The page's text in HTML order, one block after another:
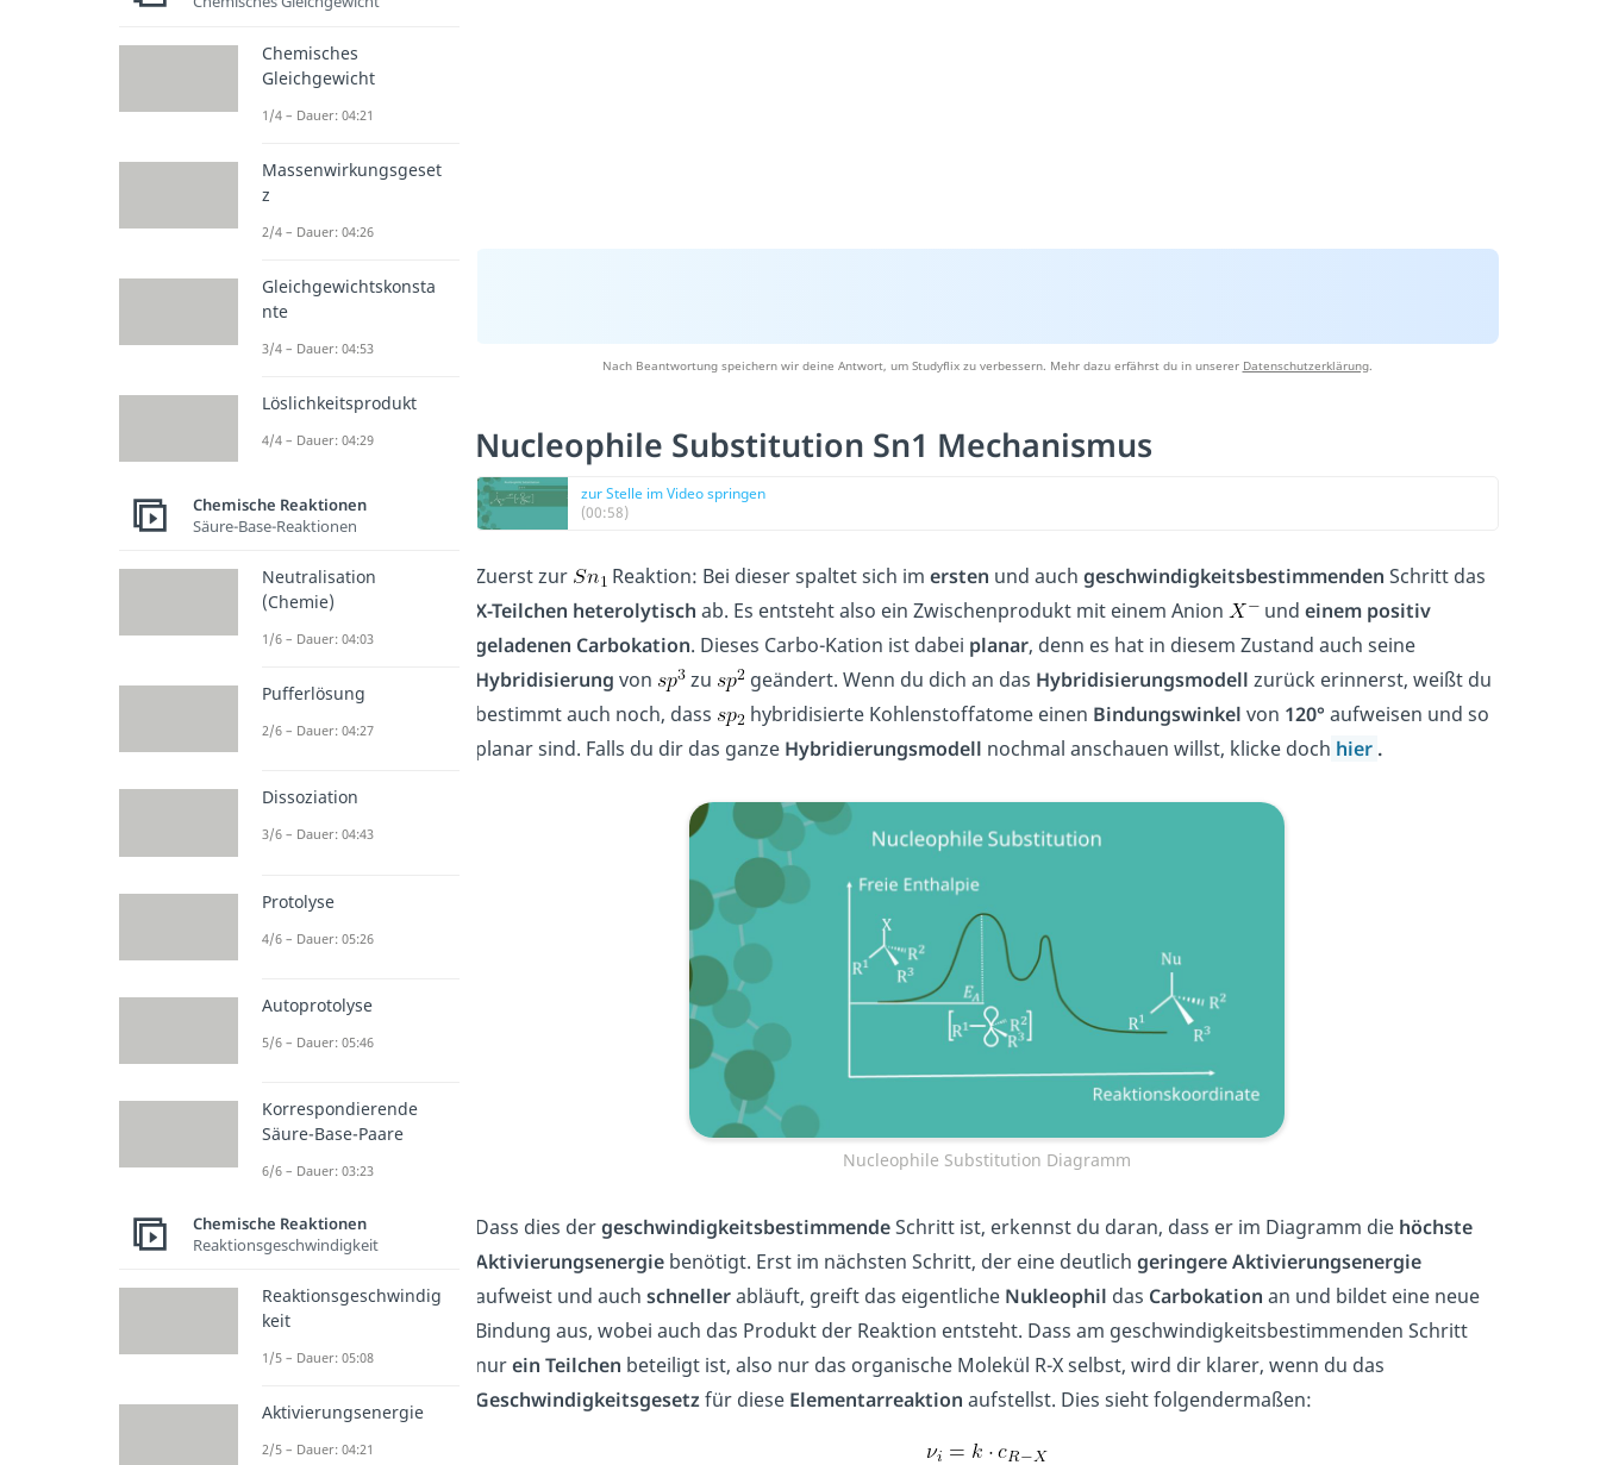
Nach Beantwortung speichern wir deine Antwort, um Studyflix zu verbessern. Mehr dazu erfährst du in unserer Datenschutzerklärung.
Nucleophile Substitution Sn1 Mechanismus
zur Stelle im Video springen
(00:58)
Zuerst zur Reaktion: Bei dieser spaltet sich im ersten und auch geschwindigkeitsbestimmenden Schritt das
X-Teilchen heterolytisch ab. Es entsteht also ein Zwischenprodukt mit einem Anion und einem positiv
geladenen Carbokation. Dieses Carbo-Kation ist dabei planar, denn es hat in diesem Zustand auch seine
Hybridisierung von zu geändert. Wenn du dich an das Hybridisierungsmodell zurück erinnerst, weißt du
bestimmt auch noch, dass
hybridisierte Kohlenstoffatome einen Bindungswinkel von 120° aufweisen und so
planar sind. Falls du dir das ganze Hybridierungsmodell nochmal anschauen willst, klicke doch hier .
Nucleophile Substitution Diagramm
Dass dies dergeschwindigkeitsbestimmendeSchritt ist, erkennst du daran, dass er im Diagramm die höchste
Aktivierungsenergie benötigt. Erst im nächsten Schritt, der eine deutlich geringere Aktivierungsenergie
aufweist und auch schnellerabläuft, greift das eigentliche Nukleophil das Carbokation an und bildet eine neue
Bindung aus, wobei auch das Produkt der Reaktion entsteht. Dass am geschwindigkeitsbestimmenden Schritt
nurein Teilchen beteiligt ist, also nur das organische Molekül R-X selbst, wird dir klarer, wenn du das
Geschwindigkeitsgesetzfür diese Elementarreaktion aufstellst. Dies sieht folgendermaßen:
Chemisches
Gleichgewicht
1/4 – Dauer: 04:21
Massenwirkungsgeset
z
2/4 – Dauer: 04:26
Gleichgewichtskonsta
nte
3/4 – Dauer: 04:53
Löslichkeitsprodukt
4/4 – Dauer: 04:29
Chemische Reaktionen
Säure-Base-Reaktionen
Neutralisation
(Chemie)
1/6 – Dauer: 04:03
Pufferlösung
2/6 – Dauer: 04:27
Dissoziation
3/6 – Dauer: 04:43
Protolyse
4/6 – Dauer: 05:26
Autoprotolyse
5/6 – Dauer: 05:46
Korrespondierende
Säure-Base-Paare
6/6 – Dauer: 03:23
Chemische Reaktionen
Reaktionsgeschwindigkeit
Reaktionsgeschwindig
keit
1/5 – Dauer: 05:08
Aktivierungsenergie
2/5 – Dauer: 04:21